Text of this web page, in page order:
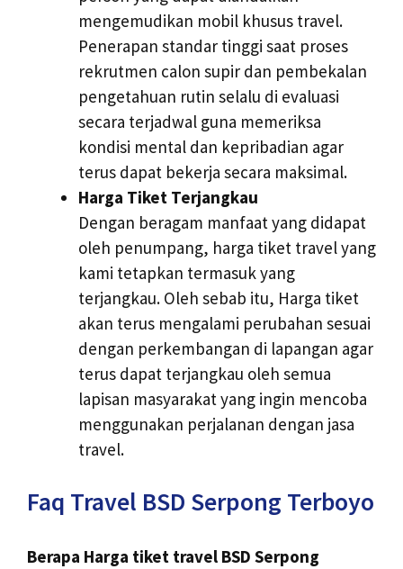
mengemudikan mobil khusus travel.
Penerapan standar tinggi saat proses
rekrutmen calon supir dan pembekalan
pengetahuan rutin selalu di evaluasi
secara terjadwal guna memeriksa
kondisi mental dan kepribadian agar
terus dapat bekerja secara maksimal.
Harga Tiket Terjangkau
Dengan beragam manfaat yang didapat
oleh penumpang, harga tiket travel yang
kami tetapkan termasuk yang
terjangkau. Oleh sebab itu, Harga tiket
akan terus mengalami perubahan sesuai
dengan perkembangan di lapangan agar
terus dapat terjangkau oleh semua
lapisan masyarakat yang ingin mencoba
menggunakan perjalanan dengan jasa
travel.
Faq Travel BSD Serpong Terboyo
Berapa Harga tiket travel BSD Serpong